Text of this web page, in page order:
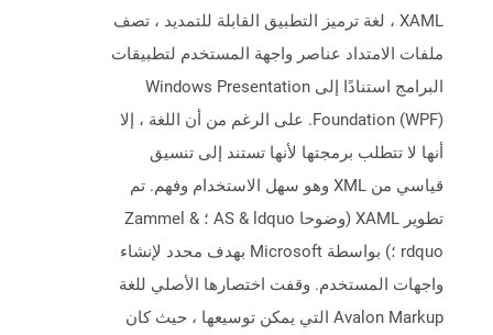
XAML ، لغة ترميز التطبيق القابلة للتمديد ، تصف
ملفات الامتداد عناصر واجهة المستخدم لتطبيقات
البرامج استنادًا إلى Windows Presentation
Foundation (WPF). على الرغم من أن اللغة ، إلا
أنها لا تتطلب برمجتها لأنها تستند إلى تنسيق
قياسي من XML وهو سهل الاستخدام وفهم. تم
تطوير XAML (وضوحا AS & ldquo ؛ Zammel &
rdquo ؛) بواسطة Microsoft بهدف محدد لإنشاء
واجهات المستخدم. وقفت اختصارها الأصلي للغة
Avalon Markup التي يمكن توسيعها ، حيث كان